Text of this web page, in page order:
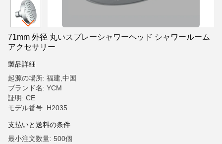
71mm 外径 丸いスプレーシャワーヘッド シャワールーム
アクセサリー
製品詳細
起源の場所: 福建,中国
ブランド名: YCM
証明: CE
モデル番号: H2035
支払いと送料の条件
最小注文数量: 500個